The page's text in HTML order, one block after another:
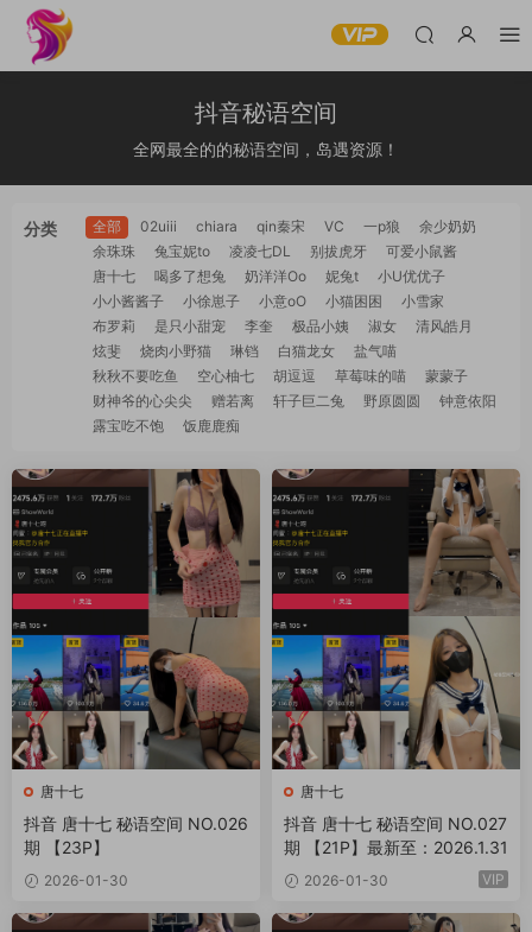
抖音秘语空间
全网最全的的秘语空间，岛遇资源！
分类 全部 02uiii chiara qin秦宋 VC 一p狼
余少奶奶
余珠珠
兔宝妮to 凌凌七DL 别拔虎牙
可爱小鼠酱
唐十七
喝多了想兔 奶洋洋Oo 妮兔t
小U优优子
小小酱酱子
小徐崽子 小意oO 小猫困困
小雪家
布罗莉
是只小甜宠 李奎 极品小姨 淑女
清风皓月
炫斐
烧肉小野猫 琳铛 白猫龙女
盐气喵
秋秋不要吃鱼
空心柚七 胡逗逗 草莓味的喵
蒙蒙子
财神爷的心尖尖
赠若离 轩子巨二兔 野原圆圆
钟意依阳
露宝吃不饱
饭鹿鹿痴
唐十七
抖音 唐十七 秘语空间 NO.026
期 【23P】
2026-01-30
唐十七
抖音 唐十七 秘语空间 NO.027
期 【21P】最新至：2026.1.31
2026-01-30 VIP